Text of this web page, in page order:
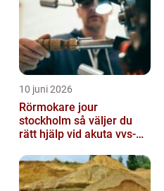
10 juni 2026
Rörmokare jour
stockholm så väljer du
rätt hjälp vid akuta vvs-